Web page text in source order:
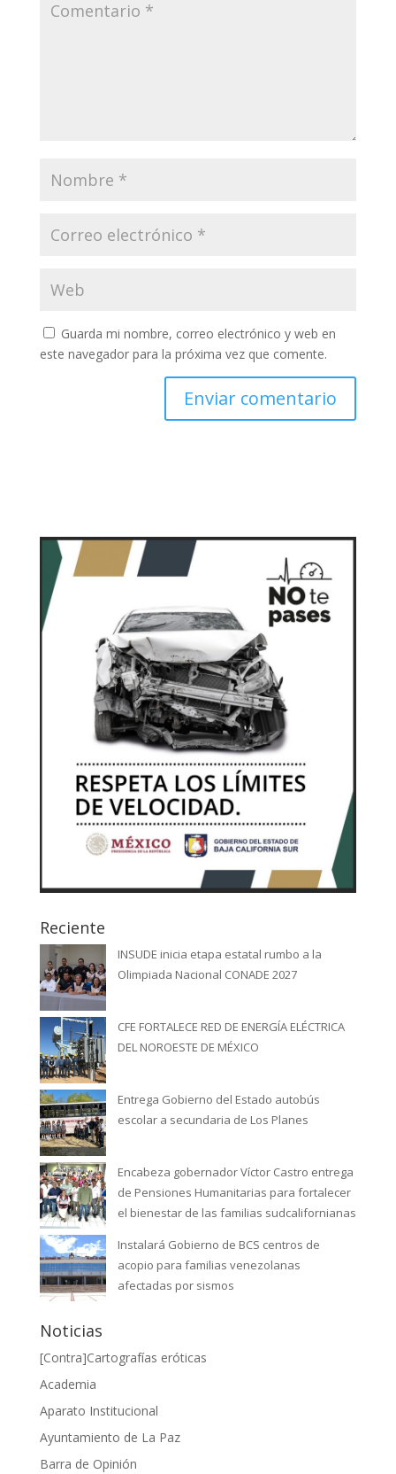
Guarda mi nombre, correo electrónico y web en
este navegador para la próxima vez que comente.
Reciente
INSUDE inicia etapa estatal rumbo a la
Olimpiada Nacional CONADE 2027
CFE FORTALECE RED DE ENERGÍA ELÉCTRICA
DEL NOROESTE DE MÉXICO
Entrega Gobierno del Estado autobús
escolar a secundaria de Los Planes
Encabeza gobernador Víctor Castro entrega
de Pensiones Humanitarias para fortalecer
el bienestar de las familias sudcalifornianas
Instalará Gobierno de BCS centros de
acopio para familias venezolanas
afectadas por sismos
Noticias
[Contra]Cartografías eróticas
Academia
Aparato Institucional
Ayuntamiento de La Paz
Barra de Opinión